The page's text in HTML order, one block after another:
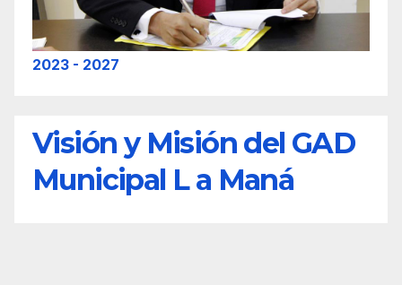
2023 - 2027
Visión y Misión del GAD
Municipal L a Maná